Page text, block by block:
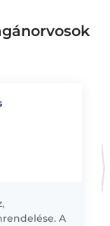
A